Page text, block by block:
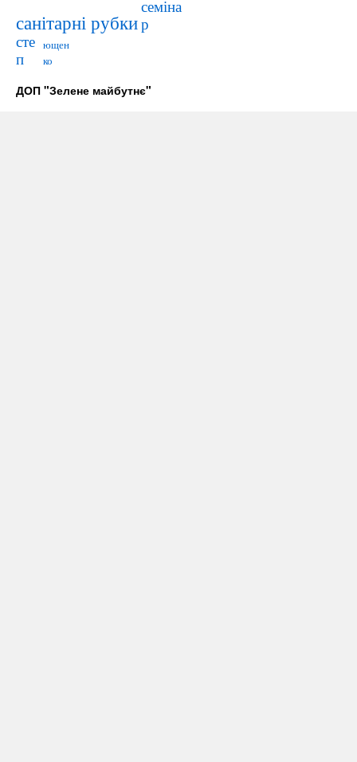
санітарні рубки
семіна
р
сте
п
ющен
ко
ДОП "Зелене майбутнє"